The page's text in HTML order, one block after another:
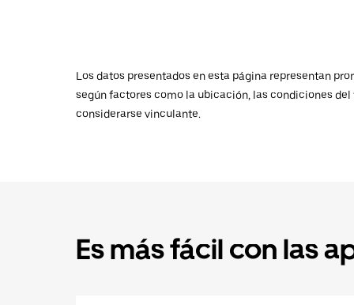
Los datos presentados en esta página representan
según factores como la ubicación, las condiciones
considerarse vinculante.
Es más fácil con las